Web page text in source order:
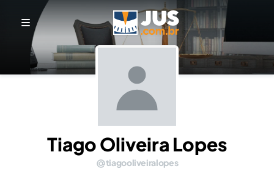
Tiago Oliveira Lopes
tiagooliveiralopes